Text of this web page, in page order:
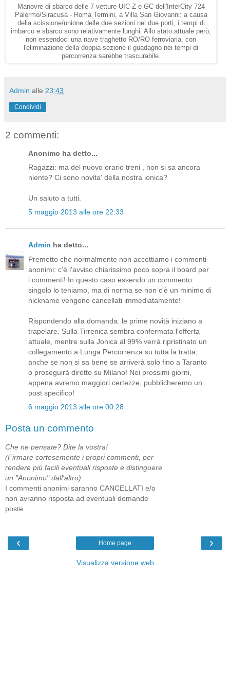
Manovre di sbarco delle 7 vetture UIC-Z e GC dell'InterCity 724
Palermo/Siracusa - Roma Termini, a Villa San Giovanni: a causa
della scissione/unione delle due sezioni nei due porti, i tempi di
imbarco e sbarco sono relativamente lunghi. Allo stato attuale però,
non essendoci una nave traghetto RO/RO ferroviaria, con
l'eliminazione della doppia sezione il guadagno nei tempi di
percorrenza sarebbe trascurabile.
Admin alle 23:43
Condividi
2 commenti:
Anonimo ha detto...
Ragazzi: ma del nuovo orario treni , non si sa ancora
niente? Ci sono novita' della nostra ionica?
Un saluto a tutti.
5 maggio 2013 alle ore 22:33
Admin ha detto...
Premetto che normalmente non accettiamo i commenti
anonimi: c'è l'avviso chiarissimo poco sopra il board per
i commenti! In questo caso essendo un commento
singolo lo teniamo, ma di norma se non c'è un minimo di
nickname vengono cancellati immediatamente!
Rispondendo alla domanda: le prime novità iniziano a
trapelare. Sulla Tirrenica sembra confermata l'offerta
attuale, mentre sulla Jonica al 99% verrà ripristinato un
collegamento a Lunga Percorrenza su tutta la tratta,
anche se non si sa bene se arriverà solo fino a Taranto
o proseguirà diretto su Milano! Nei prossimi giorni,
appena avremo maggiori certezze, pubblicheremo un
post specifico!
6 maggio 2013 alle ore 00:28
Posta un commento
Che ne pensate? Dite la vostra!
(Firmare cortesemente i propri commenti, per
rendere più facili eventuali risposte e distinguere
un "Anonimo" dall'altro).
I commenti anonimi saranno CANCELLATI e/o
non avranno risposta ad eventuali domande
poste.
‹ ›
Home page
Visualizza versione web